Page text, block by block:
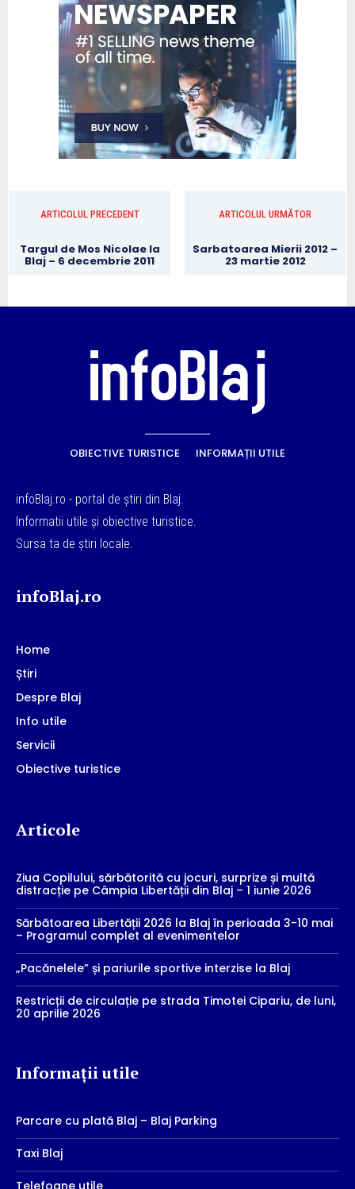
ARTICOLUL PRECEDENT
Targul de Mos Nicolae la
Blaj – 6 decembrie 2011
ARTICOLUL URMĂTOR
Sarbatoarea Mierii 2012 –
23 martie 2012
OBIECTIVE TURISTICE INFORMAȚII UTILE
infoBlaj.ro - portal de știri din Blaj.
Informatii utile și obiective turistice.
Sursa ta de știri locale.
infoBlaj.ro
Home
Știri
Despre Blaj
Info utile
Servicii
Obiective turistice
Articole
Ziua Copilului, sărbătorită cu jocuri, surprize și multă
distracție pe Câmpia Libertății din Blaj – 1 iunie 2026
Sărbătoarea Libertății 2026 la Blaj în perioada 3-10 mai
– Programul complet al evenimentelor
„Pacănelele” și pariurile sportive interzise la Blaj
Restricții de circulație pe strada Timotei Cipariu, de luni,
20 aprilie 2026
Informații utile
Parcare cu plată Blaj – Blaj Parking
Taxi Blaj
Telefoane utile